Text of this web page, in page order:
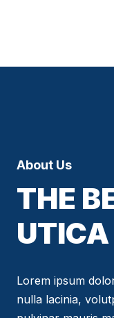
About Us
THE
UTICA
Lorem ipsum
nulla lacinia,